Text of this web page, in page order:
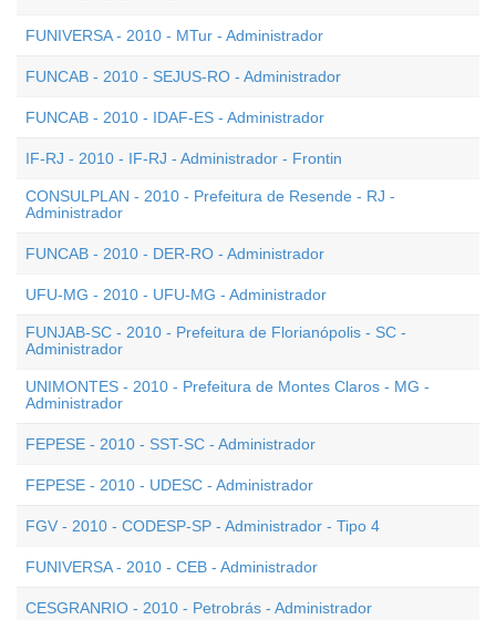
FUNIVERSA - 2010 - MTur - Administrador
FUNCAB - 2010 - SEJUS-RO - Administrador
FUNCAB - 2010 - IDAF-ES - Administrador
IF-RJ - 2010 - IF-RJ - Administrador - Frontin
CONSULPLAN - 2010 - Prefeitura de Resende - RJ -
Administrador
FUNCAB - 2010 - DER-RO - Administrador
UFU-MG - 2010 - UFU-MG - Administrador
FUNJAB-SC - 2010 - Prefeitura de Florianópolis - SC -
Administrador
UNIMONTES - 2010 - Prefeitura de Montes Claros - MG -
Administrador
FEPESE - 2010 - SST-SC - Administrador
FEPESE - 2010 - UDESC - Administrador
FGV - 2010 - CODESP-SP - Administrador - Tipo 4
FUNIVERSA - 2010 - CEB - Administrador
CESGRANRIO - 2010 - Petrobrás - Administrador